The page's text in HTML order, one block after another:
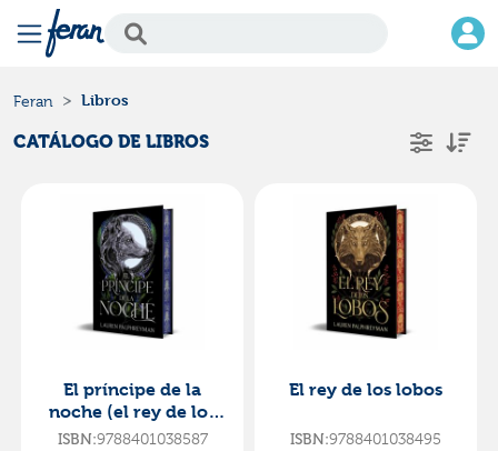
Feran Libros
CATÁLOGO DE LIBROS
El príncipe de la
noche (el rey de los
lobos 2)
ISBN:9788401038587
El rey de los lobos
ISBN:9788401038495